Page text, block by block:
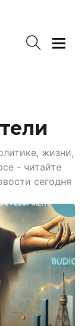
жизни,
- читайте
сегодня